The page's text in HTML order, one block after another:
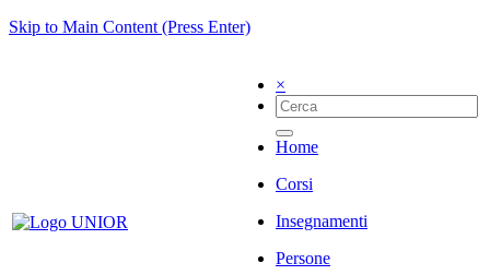
Skip to Main Content (Press Enter)
×
Home
Corsi
Insegnamenti
Persone